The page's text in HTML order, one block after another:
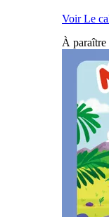
Voir Le
À paraître